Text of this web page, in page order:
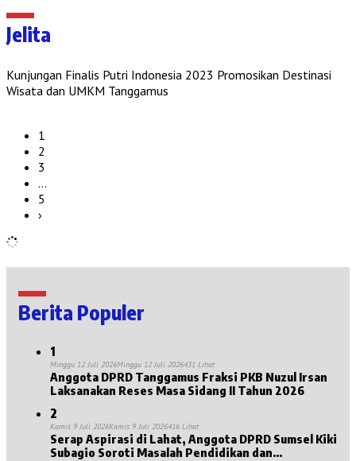
Jelita
Kunjungan Finalis Putri Indonesia 2023 Promosikan Destinasi
Wisata dan UMKM Tanggamus
1
2
3
…
5
›
Berita Populer
1
Minggu 12 Juli 2026Minggu 12 Juli 2026431 Lihat
Anggota DPRD Tanggamus Fraksi PKB Nuzul Irsan
Laksanakan Reses Masa Sidang II Tahun 2026
2
Kamis 9 Juli 2026Kamis 9 Juli 2026416 Lihat
Serap Aspirasi di Lahat, Anggota DPRD Sumsel Kiki
Subagio Soroti Masalah Pendidikan dan